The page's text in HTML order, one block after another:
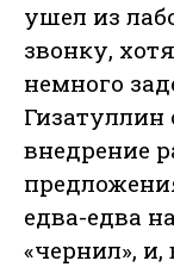
ушел из
звонку,
немного
внедрение
едва-едва
«чернил»,